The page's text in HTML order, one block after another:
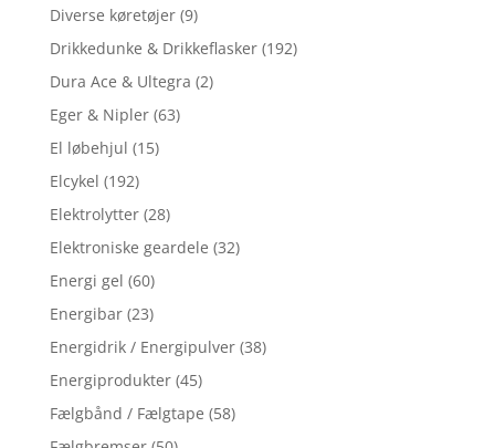
Diverse køretøjer (9)
Drikkedunke & Drikkeflasker (192)
Dura Ace & Ultegra (2)
Eger & Nipler (63)
El løbehjul (15)
Elcykel (192)
Elektrolytter (28)
Elektroniske geardele (32)
Energi gel (60)
Energibar (23)
Energidrik / Energipulver (38)
Energiprodukter (45)
Fælgbånd / Fælgtape (58)